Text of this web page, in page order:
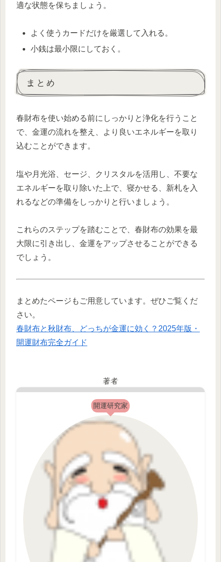
適な状態を保ちましょう。
よく使うカードだけを厳選して入れる。
小銭は最小限にしておく。
まとめ
春財布を使い始める前にしっかりと浄化を行うこと
で、金運の流れを整え、より良いエネルギーを取り
込むことができます。
塩や月光浴、セージ、クリスタルを活用し、不要な
エネルギーを取り除いた上で、寝かせる、新札を入
れるなどの準備をしっかりと行いましょう。
これらのステップを踏むことで、春財布の効果を最
大限に引き出し、金運をアップさせることができる
でしょう。
まとめたページもご用意しています。ぜひご覧くだ
さい。
春財布と秋財布、どっちが金運に効く？2025年版・
開運財布完全ガイド
著者
開運研究家